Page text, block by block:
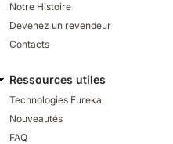
Notre Histoire
Devenez un revendeur
Contacts
Ressources utiles
Technologies Eureka
Nouveautés
FAQ